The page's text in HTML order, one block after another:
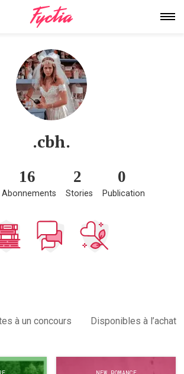
.cbh.
16
Abonnements
2
Stories
0
Publication
à un concours Disponibles à l’achat